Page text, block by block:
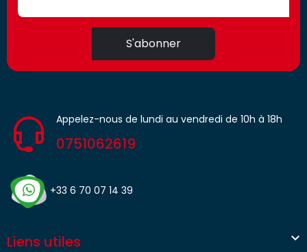
S'abonner
Appelez-nous de lundi au vendredi de 10h à 18h
0751062619
+33 6 70 07 14 39
Liens utiles 